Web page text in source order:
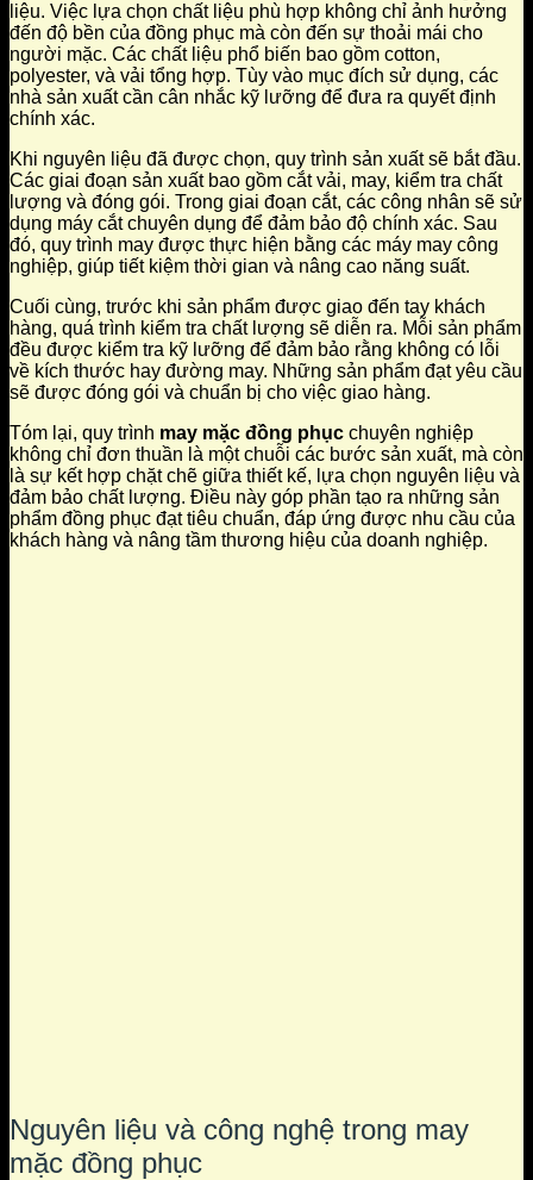
liệu. Việc lựa chọn chất liệu phù hợp không chỉ ảnh hưởng
đến độ bền của đồng phục mà còn đến sự thoải mái cho
người mặc. Các chất liệu phổ biến bao gồm cotton,
polyester, và vải tổng hợp. Tùy vào mục đích sử dụng, các
nhà sản xuất cần cân nhắc kỹ lưỡng để đưa ra quyết định
chính xác.
Khi nguyên liệu đã được chọn, quy trình sản xuất sẽ bắt đầu.
Các giai đoạn sản xuất bao gồm cắt vải, may, kiểm tra chất
lượng và đóng gói. Trong giai đoạn cắt, các công nhân sẽ sử
dụng máy cắt chuyên dụng để đảm bảo độ chính xác. Sau
đó, quy trình may được thực hiện bằng các máy may công
nghiệp, giúp tiết kiệm thời gian và nâng cao năng suất.
Cuối cùng, trước khi sản phẩm được giao đến tay khách
hàng, quá trình kiểm tra chất lượng sẽ diễn ra. Mỗi sản phẩm
đều được kiểm tra kỹ lưỡng để đảm bảo rằng không có lỗi
về kích thước hay đường may. Những sản phẩm đạt yêu cầu
sẽ được đóng gói và chuẩn bị cho việc giao hàng.
Tóm lại, quy trình may mặc đồng phục chuyên nghiệp
không chỉ đơn thuần là một chuỗi các bước sản xuất, mà còn
là sự kết hợp chặt chẽ giữa thiết kế, lựa chọn nguyên liệu và
đảm bảo chất lượng. Điều này góp phần tạo ra những sản
phẩm đồng phục đạt tiêu chuẩn, đáp ứng được nhu cầu của
khách hàng và nâng tầm thương hiệu của doanh nghiệp.
Nguyên liệu và công nghệ trong may
mặc đồng phục